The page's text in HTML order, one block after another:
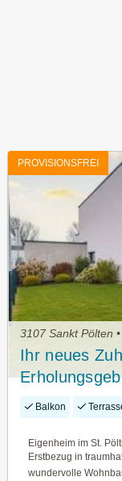
PROVISIONSFREI
3107 Sankt Pölten
Ihr neues
Erstbezug in
Balkon
Eigenheim im St.
Erstbezug in
wundervolle